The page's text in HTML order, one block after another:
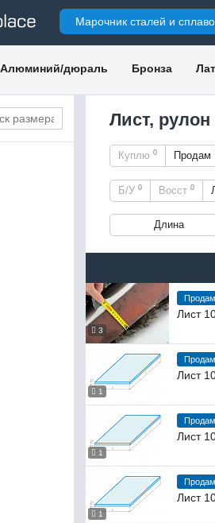
Марочник сталей и
Алюминий/дюраль Бронза
Лист,
Куплю 0 Продам
Б/У 0 Восст 0
Длина
3
Продам
Лист
1
Продам
Лист
1
Продам
Лист
1
Продам
Лист